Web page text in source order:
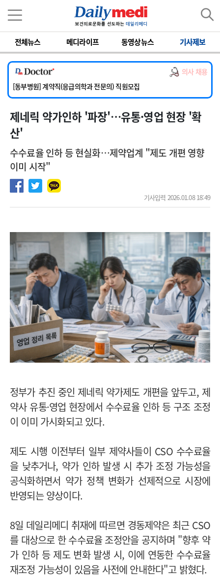
전체뉴스 메디라이프 동영상뉴스 기사제보
의사 채용
[서울아산병원] 2026년 하반기 인턴 모집
[영남대학교의료원] 마취통증의학과 임기제 임상의사 채용
[충남대학교병원] 소아청소년과(소아응급전담) 계약직 의사 공개채용
[동부병원] 계약직(응급의학과 전문의) 직원모집
[이대목동병원] 하반기 전공의(레지던트1년차) 모집
[서울아산병원] 2026년 하반기 인턴 모집
[영남대학교의료원] 마취통증의학과 임기제 임상의사 채용
제네릭 약가인하 '파장'…유통·영업 현장 '확
산'
수수료율 인하 등 현실화…제약업계 "제도 개편 영향
이미 시작"
기사입력 2026.01.08 18:49
정부가 추진 중인 제네릭 약가제도 개편을 앞두고, 제
약사 유통·영업 현장에서 수수료율 인하 등 구조 조정
이 이미 가시화되고 있다.
제도 시행 이전부터 일부 제약사들이 CSO 수수료율
을 낮추거나, 약가 인하 발생 시 추가 조정 가능성을
공식화하면서 약가 정책 변화가 선제적으로 시장에
반영되는 양상이다.
8일 데일리메디 취재에 따르면 경동제약은 최근 CSO
를 대상으로 한 수수료율 조정안을 공지하며 "향후 약
가 인하 등 제도 변화 발생 시, 이에 연동한 수수료율
재조정 가능성이 있음을 사전에 안내한다"고 밝혔다.